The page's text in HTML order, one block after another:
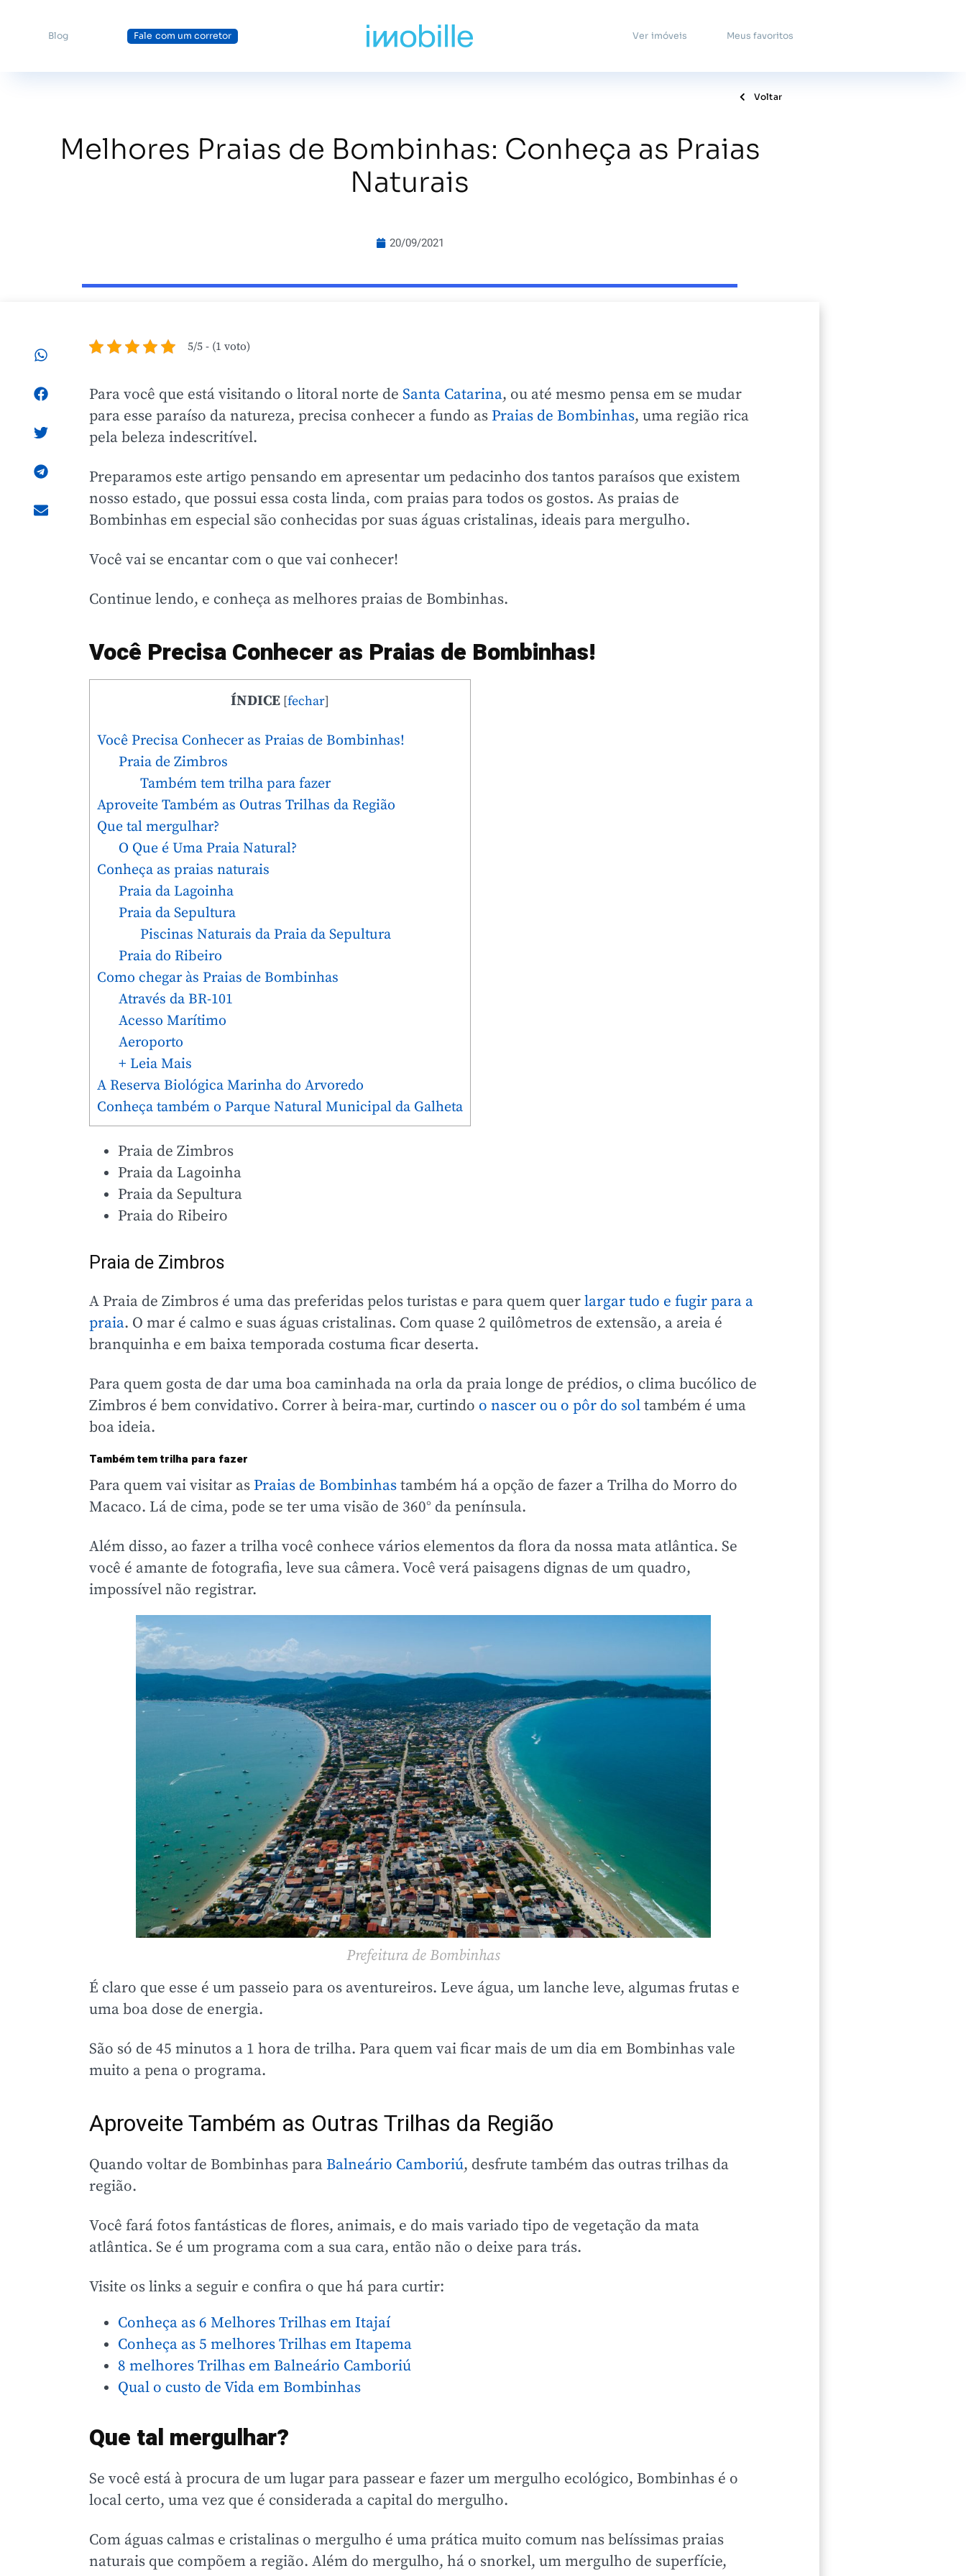
Blog Fale com um corretor Ver imóveis Meus favoritos
Voltar
Melhores Praias de Bombinhas: Conheça as Praias
Naturais
20/09/2021
5/5 - (1 voto)
Para você que está visitando o litoral norte de Santa Catarina, ou até mesmo pensa em se mudar
para esse paraíso da natureza, precisa conhecer a fundo as Praias de Bombinhas, uma região rica
pela beleza indescritível.
Preparamos este artigo pensando em apresentar um pedacinho dos tantos paraísos que existem
nosso estado, que possui essa costa linda, com praias para todos os gostos. As praias de
Bombinhas em especial são conhecidas por suas águas cristalinas, ideais para mergulho.
Você vai se encantar com o que vai conhecer!
Continue lendo, e conheça as melhores praias de Bombinhas.
Você Precisa Conhecer as Praias de Bombinhas!
ÍNDICE [fechar]
Você Precisa Conhecer as Praias de Bombinhas!
Praia de Zimbros
Também tem trilha para fazer
Aproveite Também as Outras Trilhas da Região
Que tal mergulhar?
O Que é Uma Praia Natural?
Conheça as praias naturais
Praia da Lagoinha
Praia da Sepultura
Piscinas Naturais da Praia da Sepultura
Praia do Ribeiro
Como chegar às Praias de Bombinhas
Através da BR-101
Acesso Marítimo
Aeroporto
+ Leia Mais
A Reserva Biológica Marinha do Arvoredo
Conheça também o Parque Natural Municipal da Galheta
Praia de Zimbros
Praia da Lagoinha
Praia da Sepultura
Praia do Ribeiro
Praia de Zimbros
A Praia de Zimbros é uma das preferidas pelos turistas e para quem querlargar tudo e fugir para a
praia. O mar é calmo e suas águas cristalinas. Com quase 2 quilômetros de extensão, a areia é
branquinha e em baixa temporada costuma ficar deserta.
Para quem gosta de dar uma boa caminhada na orla da praia longe de prédios, o clima bucólico de
Zimbros é bem convidativo. Correr à beira-mar, curtindo o nascer ou o pôr do soltambém é uma
boa ideia.
Também tem trilha para fazer
Para quem vai visitar as Praias de Bombinhastambém há a opção de fazer a Trilha do Morro do
Macaco. Lá de cima, pode se ter uma visão de 360° da península.
Além disso, ao fazer a trilha você conhece vários elementos da flora da nossa mata atlântica. Se
você é amante de fotografia, leve sua câmera. Você verá paisagens dignas de um quadro,
impossível não registrar.
Prefeitura de Bombinhas
É claro que esse é um passeio para os aventureiros. Leve água, um lanche leve, algumas frutas e
uma boa dose de energia.
São só de 45 minutos a 1 hora de trilha. Para quem vai ficar mais de um dia em Bombinhas vale
muito a pena o programa.
Aproveite Também as Outras Trilhas da Região
Quando voltar de Bombinhas para Balneário Camboriú, desfrute também das outras trilhas da
região.
Você fará fotos fantásticas de flores, animais, e do mais variado tipo de vegetação da mata
atlântica. Se é um programa com a sua cara, então não o deixe para trás.
Visite os links a seguir e confira o que há para curtir:
Conheça as 6 Melhores Trilhas em Itajaí
Conheça as 5 melhores Trilhas em Itapema
8 melhores Trilhas em Balneário Camboriú
Qual o custo de Vida em Bombinhas
Que tal mergulhar?
Se você está à procura de um lugar para passear e fazer um mergulho ecológico, Bombinhas é o
local certo, uma vez que é considerada a capital do mergulho.
Com águas calmas e cristalinas o mergulho é uma prática muito comum nas belíssimas praias
naturais que compõem a região. Além do mergulho, há o snorkel, um mergulho de superfície,